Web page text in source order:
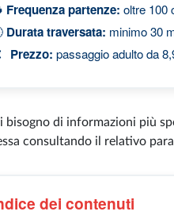
Frequenza partenze: oltre 100
Durata traversata: minimo 30
Prezzo: passaggio adulto da
bisogno di informazioni più
consultando il relativo
dei contenuti